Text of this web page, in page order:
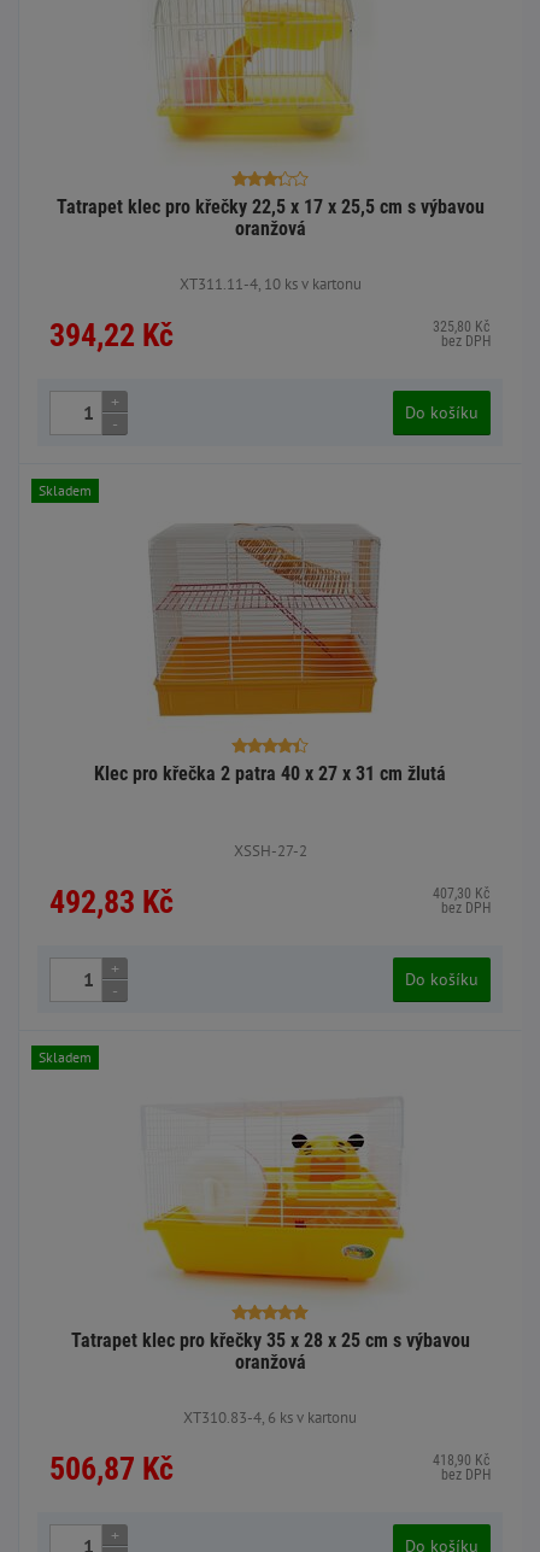
Tatrapet klec pro křečky 22,5 x 17 x 25,5 cm s výbavou
oranžová
XT311.11-4, 10 ks v kartonu
394,22 Kč
325,80 Kč
bez DPH
+
-
Do košíku
Klec pro křečka 2 patra 40 x 27 x 31 cm žlutá
XSSH-27-2
492,83 Kč
407,30 Kč
bez DPH
Skladem
+
-
Do košíku
Tatrapet klec pro křečky 35 x 28 x 25 cm s výbavou
oranžová
XT310.83-4, 6 ks v kartonu
506,87 Kč
418,90 Kč
bez DPH
Skladem
+
Do košíku